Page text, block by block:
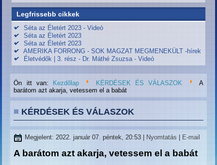
Legfrissebb cikkek
Séta az Életért 2023 - Videó
Séta az Életért 2023
Séta az Életért 2023
AMERIKA FORRONG - SOK MAGZAT MEGMENEKÜLT -hírek
Életvédők | 3. rész - Dr. Máthé Zsuzsa - Videó
Ön itt van: Kezdőlap KÉRDÉSEK ÉS VÁLASZOK
A
barátom azt akarja, vetessem el a babát
KÉRDÉSEK ÉS VÁLASZOK
Megjelent: 2022. január 07. péntek, 20:53 Nyomtatás E-mail
A barátom azt akarja, vetessem el a babát